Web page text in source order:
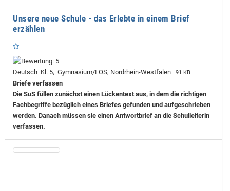
Unsere neue Schule - das Erlebte in einem Brief
erzählen
Deutsch Kl. 5, Gymnasium/FOS, Nordrhein-Westfalen 91 KB
Briefe verfassen
Die SuS füllen zunächst einen Lückentext aus, in dem die richtigen
Fachbegriffe bezüglich eines Briefes gefunden und aufgeschrieben
werden. Danach müssen sie einen Antwortbrief an die Schulleiterin
verfassen.